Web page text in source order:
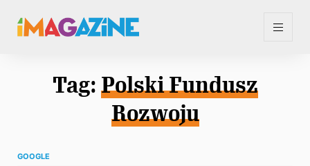
Tag: Polski Fundusz
Rozwoju
GOOGLE